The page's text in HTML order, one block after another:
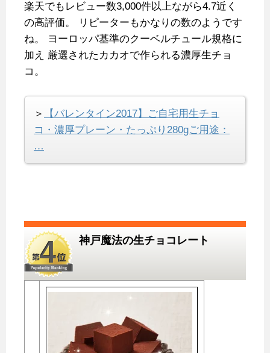
楽天でもレビュー数3,000件以上ながら4.7近く
の高評価。
リピーターもかなりの数のようです
ね。
ヨーロッパ基準のクーベルチュール規格に
加え 厳選されたカカオで作られる濃厚生チョ
コ。
＞
【バレンタイン2017】ご自宅用生チョ
コ・濃厚プレーン・たっぷり280gご用途：
…
神戸魔法の生チョコレート